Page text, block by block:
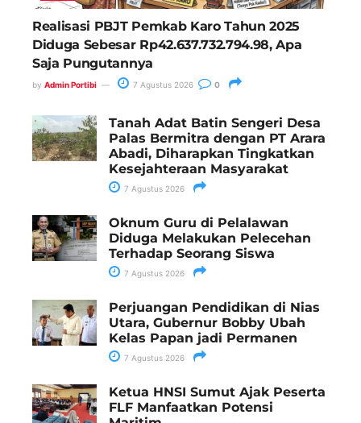
Realisasi PBJT Pemkab Karo Tahun 2025
Diduga Sebesar Rp42.637.732.794.98, Apa
Saja Pungutannya
by Admin Portibi 7 Agustus 2026 0
Tanah Adat Batin Sengeri Desa
Palas Bermitra dengan PT Arara
Abadi, Diharapkan Tingkatkan
Kesejahteraan Masyarakat
7 Agustus 2026
Oknum Guru di Pelalawan
Diduga Melakukan Pelecehan
Terhadap Seorang Siswa
7 Agustus 2026
Perjuangan Pendidikan di Nias
Utara, Gubernur Bobby Ubah
Kelas Papan jadi Permanen
7 Agustus 2026
Ketua HNSI Sumut Ajak Peserta
FLF Manfaatkan Potensi